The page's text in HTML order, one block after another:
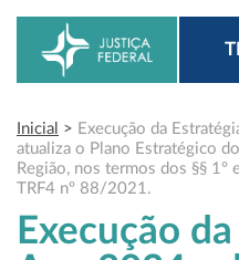
Inicial > Execução da
atualiza o Plano Estratégico
Região, nos termos dos §§ 1º
TRF4 nº 88/2021.
Execução